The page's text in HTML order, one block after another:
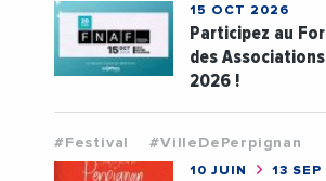
15 OCT 2026
Participez au
des
2026 !
#Festival #VilleDePerpignan
10 JUIN 13